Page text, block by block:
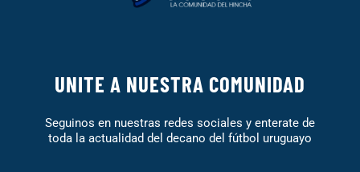
UNITE A NUESTRA COMUNIDAD
Seguinos en nuestras redes sociales y enterate de
toda la actualidad del decano del fútbol uruguayo